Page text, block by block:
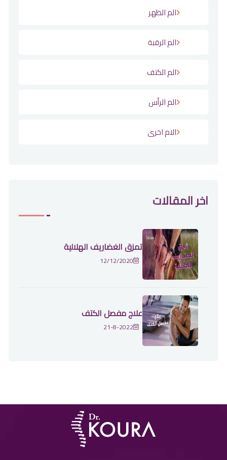
الم الظهر
الم الرقبة
الم الكتف
الم الرأس
الام اخرى
اخر المقالات
تمزق الغضاريف الهلالية
12/12/2020
علاج مفصل الكتف
21-8-2022